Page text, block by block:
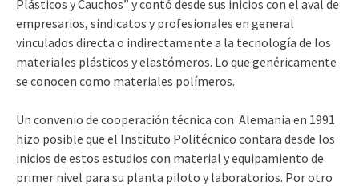
Plásticos y Cauchos” y contó desde sus inicios con el aval de
empresarios, sindicatos y profesionales en general
vinculados directa o indirectamente a la tecnología de los
materiales plásticos y elastómeros. Lo que genéricamente
se conocen como materiales polímeros.
Un convenio de cooperación técnica con Alemania en 1991
hizo posible que el Instituto Politécnico contara desde los
inicios de estos estudios con material y equipamiento de
primer nivel para su planta piloto y laboratorios. Por otro